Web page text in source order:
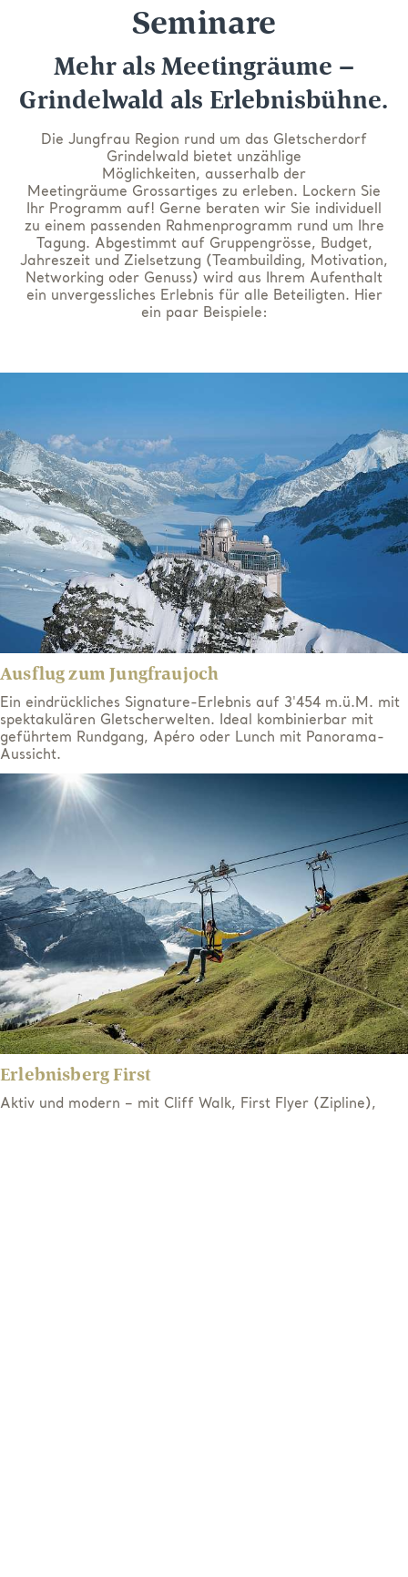
Seminare
Mehr als Meetingräume –
Grindelwald als Erlebnisbühne.
Die Jungfrau Region rund um das Gletscherdorf
Grindelwald bietet unzählige
Möglichkeiten, ausserhalb der
Meetingräume Grossartiges zu erleben. Lockern Sie
Ihr Programm auf! Gerne beraten wir Sie individuell
zu einem passenden Rahmenprogramm rund um Ihre
Tagung. Abgestimmt auf Gruppengrösse, Budget,
Jahreszeit und Zielsetzung (Teambuilding, Motivation,
Networking oder Genuss) wird aus Ihrem Aufenthalt
ein unvergessliches Erlebnis für alle Beteiligten. Hier
ein paar Beispiele:
Ausflug zum Jungfraujoch
Ein eindrückliches Signature-Erlebnis auf 3'454 m.ü.M . mit
spektakulären Gletscherwelten. Ideal kombinierbar mit
geführtem Rundgang, Apéro oder Lunch mit Panorama-
Aussicht.
Erlebnisberg First
Aktiv und modern – mit Cliff Walk, First Flyer (Zipline),